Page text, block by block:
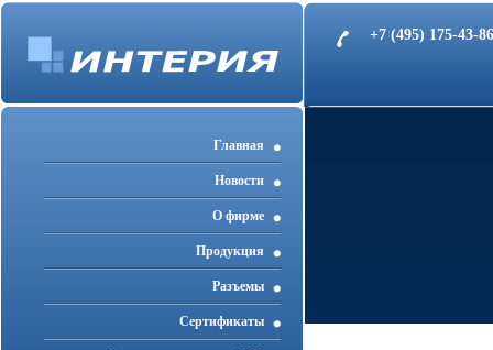
+7 (495) 175-43-
Главная
Новости
О фирме
Продукция
Разъемы
Cертификаты